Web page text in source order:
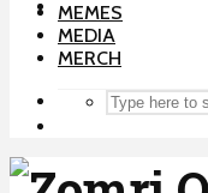
MEMES
MEDIA
MERCH